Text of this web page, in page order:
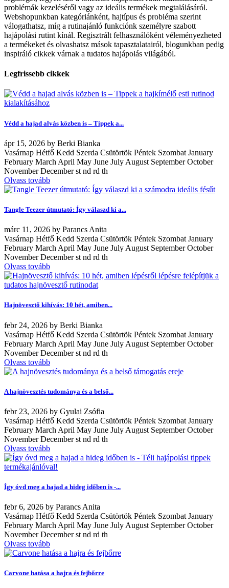
problémák kezeléséről vagy az ideális termékek megtalálásáról.
Webshopunkban kategóriánként, hajtípus és probléma szerint
válogathatsz, míg a rutinajánló funkciónk személyre szabott
hajápolási rutint kínál. Regisztrált felhasználóként véleményezheted
a termékeket és olvashatsz mások tapasztalatairól, blogunkban pedig
inspiráló cikkek várnak a tudatos hajápolás világából.
Legfrissebb cikkek
Védd a hajad alvás közben is – Tippek a...
ápr 15, 2026 by Berki Bianka
Vasárnap Hétfő Kedd Szerda Csütörtök Péntek Szombat January
February March April May June July August September October
November December st nd rd th
Olvass tovább
Tangle Teezer útmutató: Így válaszd ki a...
márc 11, 2026 by Parancs Anita
Vasárnap Hétfő Kedd Szerda Csütörtök Péntek Szombat January
February March April May June July August September October
November December st nd rd th
Olvass tovább
Hajnövesztő kihívás: 10 hét, amiben...
febr 24, 2026 by Berki Bianka
Vasárnap Hétfő Kedd Szerda Csütörtök Péntek Szombat January
February March April May June July August September October
November December st nd rd th
Olvass tovább
A hajnövesztés tudománya és a belső...
febr 23, 2026 by Gyulai Zsófia
Vasárnap Hétfő Kedd Szerda Csütörtök Péntek Szombat January
February March April May June July August September October
November December st nd rd th
Olvass tovább
Így óvd meg a hajad a hideg időben is -...
febr6, 2026 by Parancs Anita
Vasárnap Hétfő Kedd Szerda Csütörtök Péntek Szombat January
February March April May June July August September October
November December st nd rd th
Olvass tovább
Carvone hatása a hajra és fejbőrre